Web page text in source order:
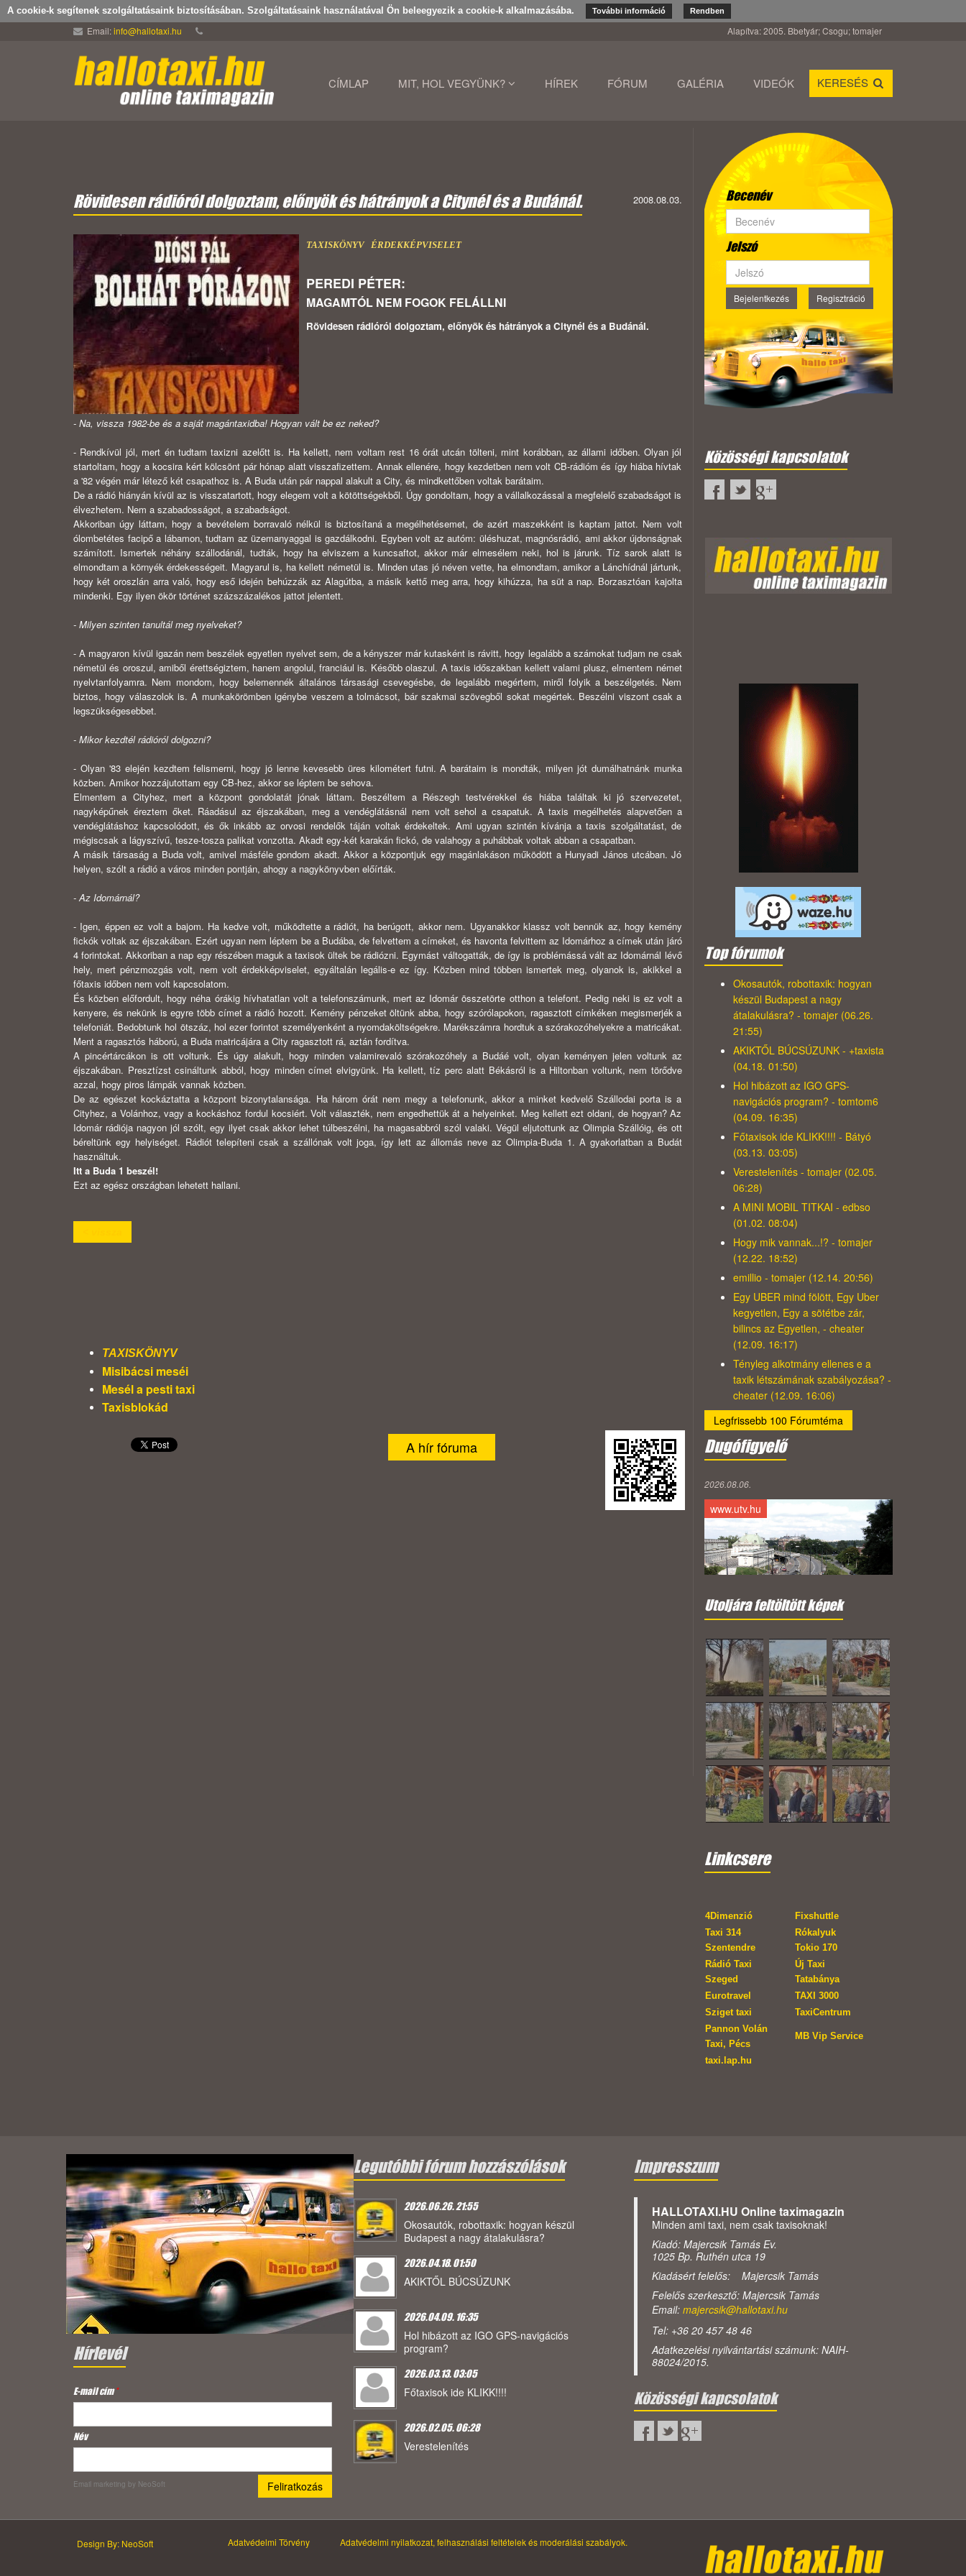
A cookie-k segítenek szolgáltatásaink biztosításában. Szolgáltatásaink használatával Ön beleegyezik a cookie-k alkalmazásába. További információ Rendben
Email:info@hallotaxi.hu Alapítva: 2005. Bbetyár; Csogu; tomajer
CÍMLAP MIT, HOL VEGYÜNK? HÍREK FÓRUM GALÉRIA VIDEÓK KERESÉS
Rövidesen rádióról dolgoztam, előnyök és hátrányok a Citynél és a Budánál. 2008.08.03.
TAXISKÖNYVÉRDEKKÉPVISELET
PEREDI PÉTER:
MAGAMTÓL NEM FOGOK FELÁLLNI
Rövidesen rádióról dolgoztam, előnyök és hátrányok a Citynél és a Budánál.
- Na, vissza 1982-be és a saját magántaxidba! Hogyan vált be ez neked?
- Rendkívül jól, mert én tudtam taxizni azelőtt is. Ha kellett, nem voltam rest 16 órát utcán tölteni, mint korábban, az állami időben. Olyan jól
startoltam, hogy a kocsira kért kölcsönt pár hónap alatt visszafizettem. Annak ellenére, hogy kezdetben nem volt CB-rádióm és így hiába hívtak
a '82 végén már létező két csapathoz is. A Buda után pár nappal alakult a City, és mindkettőben voltak barátaim.
De a rádió hiányán kívül az is visszatartott, hogy elegem volt a kötöttségekből. Úgy gondoltam, hogy a vállalkozással a megfelelő szabadságot is
élvezhetem. Nem a szabadosságot, a szabadságot.
Akkoriban úgy láttam, hogy a bevételem borravaló nélkül is biztosítaná a megélhetésemet, de azért maszekként is kaptam jattot. Nem volt
ólombetétes facipő a lábamon, tudtam az üzemanyaggal is gazdálkodni. Egyben volt az autóm: üléshuzat, magnósrádió, ami akkor újdonságnak
számított. Ismertek néhány szállodánál, tudták, hogy ha elviszem a kuncsaftot, akkor már elmesélem neki, hol is járunk. Tíz sarok alatt is
elmondtam a környék érdekességeit. Magyarul is, ha kellett németül is. Minden utas jó néven vette, ha elmondtam, amikor a Lánchídnál jártunk,
hogy két oroszlán arra való, hogy eső idején behúzzák az Alagútba, a másik kettő meg arra, hogy kihúzza, ha süt a nap. Borzasztóan kajolta
mindenki. Egy ilyen ökör történet százszázalékos jattot jelentett.
- Milyen szinten tanultál meg nyelveket?
- A magyaron kívül igazán nem beszélek egyetlen nyelvet sem, de a kényszer már kutasként is rávitt, hogy legalább a számokat tudjam ne csak
németül és oroszul, amiből érettségiztem, hanem angolul, franciául is. Később olaszul. A taxis időszakban kellett valami plusz, elmentem német
nyelvtanfolyamra. Nem mondom, hogy belemennék általános társasági csevegésbe, de legalább megértem, miről folyik a beszélgetés. Nem
biztos, hogy válaszolok is. A munkakörömben igénybe veszem a tolmácsot, bár szakmai szövegből sokat megértek. Beszélni viszont csak a
legszükségesebbet.
- Mikor kezdtél rádióról dolgozni?
- Olyan '83 elején kezdtem felismerni, hogy jó lenne kevesebb üres kilométert futni. A barátaim is mondták, milyen jót dumálhatnánk munka
közben. Amikor hozzájutottam egy CB-hez, akkor se léptem be sehova.
Elmentem a Cityhez, mert a központ gondolatát jónak láttam. Beszéltem a Részegh testvérekkel és hiába találtak ki jó szervezetet,
nagyképűnek éreztem őket. Ráadásul az éjszakában, meg a vendéglátásnál nem volt sehol a csapatuk. A taxis megélhetés alapvetően a
vendéglátáshoz kapcsolódott, és ők inkább az orvosi rendelők táján voltak érdekeltek. Ami ugyan szintén kívánja a taxis szolgáltatást, de
mégiscsak a lágyszívű, tesze-tosza palikat vonzotta. Akadt egy-két karakán fickó, de valahogy a puhábbak voltak abban a csapatban.
A másik társaság a Buda volt, amivel másféle gondom akadt. Akkor a központjuk egy magánlakáson működött a Hunyadi János utcában. Jó
helyen, szólt a rádió a város minden pontján, ahogy a nagykönyvben előírták.
- Az Idomárnál?
- Igen, éppen ez volt a bajom. Ha kedve volt, működtette a rádiót, ha berúgott, akkor nem. Ugyanakkor klassz volt bennük az, hogy kemény
fickók voltak az éjszakában. Ezért ugyan nem léptem be a Budába, de felvettem a címeket, és havonta felvittem az Idomárhoz a címek után járó
4 forintokat. Akkoriban a nap egy részében maguk a taxisok ültek be rádiózni. Egymást váltogatták, de így is problémássá vált az Idomárnál lévő
hely, mert pénzmozgás volt, nem volt érdekképviselet, egyáltalán legális-e ez így. Közben mind többen ismertek meg, olyanok is, akikkel a
főtaxis időben nem volt kapcsolatom.
És közben előfordult, hogy néha órákig hívhatatlan volt a telefonszámunk, mert az Idomár összetörte otthon a telefont. Pedig neki is ez volt a
kenyere, és nekünk is egyre több címet a rádió hozott. Kemény pénzeket öltünk abba, hogy szórólapokon, ragasztott címkéken megismerjék a
telefoniát. Bedobtunk hol ötszáz, hol ezer forintot személyenként a nyomdaköltségekre. Marékszámra hordtuk a szórakozóhelyekre a matricákat.
Ment a ragasztós háború, a Buda matricájára a City ragasztott rá, aztán fordítva.
A pincértárcákon is ott voltunk. És úgy alakult, hogy minden valamirevaló szórakozóhely a Budáé volt, olyan keményen jelen voltunk az
éjszakában. Presztízst csináltunk abból, hogy minden címet elvigyünk. Ha kellett, tíz perc alatt Békásról is a Hiltonban voltunk, nem törődve
azzal, hogy piros lámpák vannak közben.
De az egészet kockáztatta a központ bizonytalansága. Ha három órát nem megy a telefonunk, akkor a minket kedvelő Szállodai porta is a
Cityhez, a Volánhoz, vagy a kockáshoz fordul kocsiért. Volt választék, nem engedhettük át a helyeinket. Meg kellett ezt oldani, de hogyan? Az
Idomár rádiója nagyon jól szólt, egy ilyet csak akkor lehet túlbeszélni, ha magasabbról szól valaki. Végül eljutottunk az Olimpia Szállóig, és ott
béreltünk egy helyiséget. Rádiót telepíteni csak a szállónak volt joga, így lett az állomás neve az Olimpia-Buda 1. A gyakorlatban a Budát
használtuk.
Itt a Buda 1 beszél!
Ezt az egész országban lehetett hallani.
TAXISKÖNYV
Misibácsi meséi
Mesél a pesti taxi
Taxisblokád
A hír fóruma
Becenév
Jelszó
Bejelentkezés Regisztráció
Közösségi kapcsolatok
Top fórumok
Okosautók, robottaxik: hogyan
készül Budapest a nagy
átalakulásra? - tomajer (06.26.
21:55)
AKIKTŐL BÚCSÚZUNK - +taxista
(04.18. 01:50)
Hol hibázott az IGO GPS-
navigációs program? - tomtom6
(04.09. 16:35)
Főtaxisok ide KLIKK!!!! - Bátyó
(03.13. 03:05)
Verestelenítés - tomajer (02.05.
06:28)
A MINI MOBIL TITKAI - edbso
(01.02. 08:04)
Hogy mik vannak...!? - tomajer
(12.22. 18:52)
emillio - tomajer (12.14. 20:56)
Egy UBER mind fölött, Egy Uber
kegyetlen, Egy a sötétbe zár,
bilincs az Egyetlen, - cheater
(12.09. 16:17)
Tényleg alkotmány ellenes e a
taxik létszámának szabályozása? -
cheater (12.09. 16:06)
Legfrissebb 100 Fórumtéma
Dugófigyelő
2026.08.06.
www.utv.hu
Utoljára feltöltött képek
Linkcsere
4Dimenzió
Fixshuttle
Taxi 314
Szentendre
Rókalyuk
Tokio 170
Rádió Taxi
Szeged
Új Taxi
Tatabánya
Eurotravel
TAXI 3000
Sziget taxi
TaxiCentrum
Pannon Volán
Taxi, Pécs
MB Vip Service
taxi.lap.hu
Hírlevél
E-mail cím*
Név
Email marketing by NeoSoft
Legutóbbi fórum hozzászólások
2026.06.26. 21:55
Okosautók, robottaxik: hogyan készül
Budapest a nagy átalakulásra?
2026.04.18. 01:50
AKIKTŐL BÚCSÚZUNK
2026.04.09. 16:35
Hol hibázott az IGO GPS-navigációs
program?
2026.03.13. 03:05
Főtaxisok ide KLIKK!!!!
2026.02.05. 06:28
Verestelenítés
Impresszum
HALLOTAXI.HU Online taximagazin
Minden ami taxi, nem csak taxisoknak!
Kiadó: Majercsik Tamás Ev.
1025 Bp. Ruthén utca 19
Kiadásért felelős: Majercsik Tamás
Felelős szerkesztő: Majercsik Tamás
Email: majercsik@hallotaxi.hu
Tel: +36 20 457 48 46
Adatkezelési nyilvántartási számunk: NAIH-
88024/2015.
Közösségi kapcsolatok
Design By: NeoSoft Adatvédelmi Törvény Adatvédelmi nyilatkozat, felhasználási feltételek és moderálási szabályok.